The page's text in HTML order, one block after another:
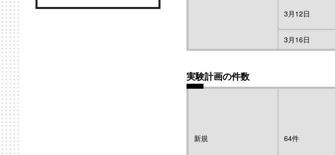
3月12日
3月16日
実験計画の件数
新規 64件